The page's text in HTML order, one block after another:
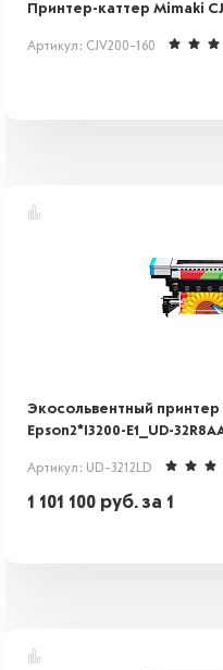
Принтер-каттер Mimaki
Артикул: CJV200-160
Экосольвентный принтер
Epson2*I3200-E1_UD-
Артикул: UD-3212LD
1 101 100 руб.за 1